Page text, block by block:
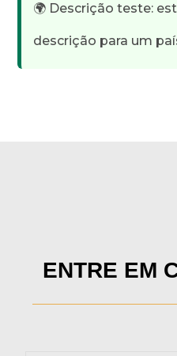
🌍 Descrição teste:
descrição para um
ENTRE EM